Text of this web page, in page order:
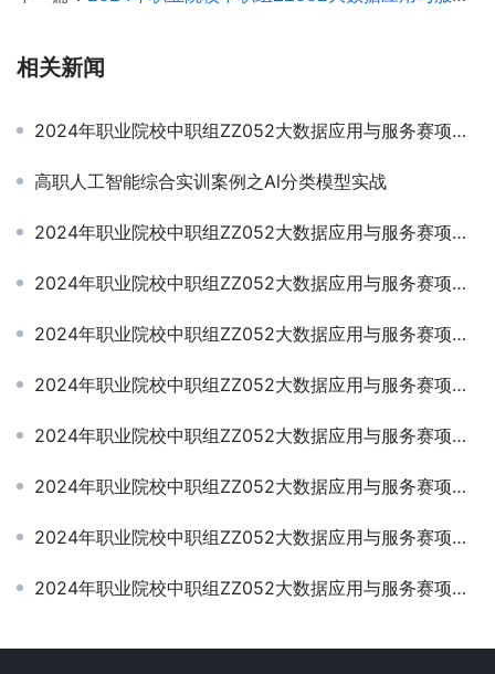
相关新闻
2024年职业院校中职组ZZ052大数据应用与服务赛项赛题第10套+部分答案
高职人工智能综合实训案例之Al分类模型实战
2024年职业院校中职组ZZ052大数据应用与服务赛项第01套赛题+答案
2024年职业院校中职组ZZ052大数据应用与服务赛项赛题第05套+部分答案
2024年职业院校中职组ZZ052大数据应用与服务赛项赛题第02套+部分答案
2024年职业院校中职组ZZ052大数据应用与服务赛项赛题第06套+部分答案
2024年职业院校中职组ZZ052大数据应用与服务赛项赛题第03套+部分答案
2024年职业院校中职组ZZ052大数据应用与服务赛项赛题第09套+部分答案
2024年职业院校中职组ZZ052大数据应用与服务赛项赛题第04套+部分答案
2024年职业院校中职组ZZ052大数据应用与服务赛项赛题第07套+部分答案